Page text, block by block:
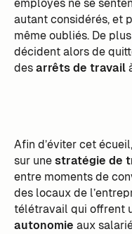
autant considérés, et
même oubliés. De
décident alors de
desarrêts de travail
Afin d’éviter cet
sur unestratégie de
entre moments de
des locaux de
télétravail qui offrent
autonomie aux